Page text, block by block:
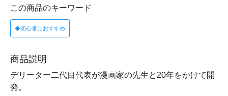
この商品のキーワード
◆初心者におすすめ
商品説明
デリーター二代目代表が漫画家の先生と20年をかけて開
発。